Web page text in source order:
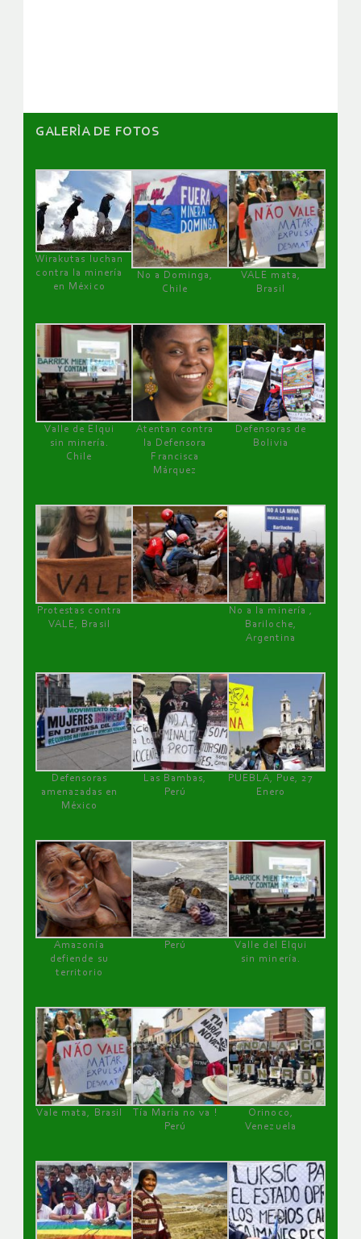
GALERÌA DE FOTOS
Wirakutas luchan
contra la minería
en México
No a Dominga,
Chile
VALE mata,
Brasil
Valle de Elqui
sin minería.
Chile
Atentan contra
la Defensora
Francisca
Márquez
Defensoras de
Bolivia
Protestas contra
VALE, Brasil
No a la minería ,
Bariloche,
Argentina
Defensoras
amenazadas en
México
Las Bambas,
Perú
PUEBLA, Pue, 27
Enero
Amazonía
defiende su
territorio
Perú
Valle del Elqui
sin minería.
Vale mata, Brasil
Tía María no va !
Perú
Orinoco,
Venezuela